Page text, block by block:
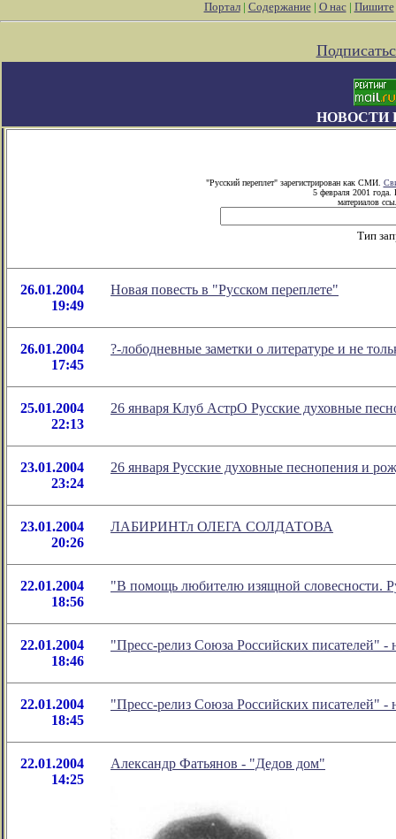
Портал| Содержание| О нас| Пишите
НОВОСТИ
"Русский переплет" зарегистрирован как СМИ.
5 февраля 2001 года.
материалов
Тип
26.01.2004
19:49
Новая повесть в "Русском переплете"
26.01.2004
17:45
?-лободневные заметки о литературе и не
25.01.2004
22:13
26 января Клуб АстрО Русские духовные
23.01.2004
23:24
26 января Русские духовные песнопения и
23.01.2004
20:26
ЛАБИРИНТл ОЛЕГА СОЛДАТОВА
22.01.2004
18:56
"В помощь любителю изящной словесности.
22.01.2004
18:46
"Пресс-релиз Союза Российских писателей"
22.01.2004
18:45
"Пресс-релиз Союза Российских писателей"
22.01.2004
14:25
Александр Фатьянов - "Дедов дом"